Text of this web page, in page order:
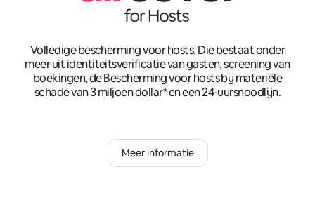
Volledige bescherming voor hosts. Die bestaat onder
meer uit identiteitsverificatie van gasten, screening van
boekingen, de Bescherming voor hosts bij materiële
schade van 3 miljoen dollar* en een 24-uursnoodlijn.
Meer informatie